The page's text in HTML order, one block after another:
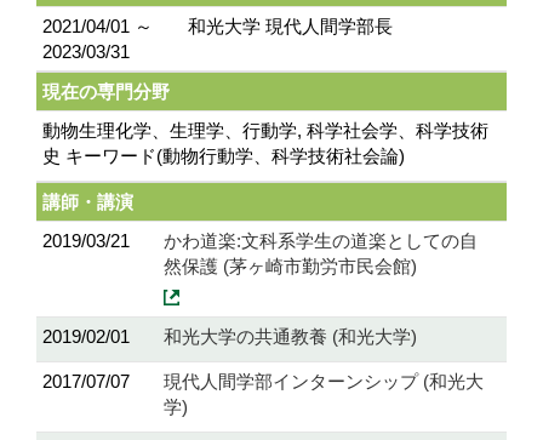
2021/04/01 ～
2023/03/31
和光大学 現代人間学部長
現在の専門分野
動物生理化学、生理学、行動学, 科学社会学、科学技術
史 キーワード(動物行動学、科学技術社会論)
講師・講演
2019/03/21
かわ道楽:文科系学生の道楽としての自
然保護 (茅ヶ崎市勤労市民会館)
2019/02/01 和光大学の共通教養 (和光大学)
2017/07/07
現代人間学部インターンシップ (和光大
学)